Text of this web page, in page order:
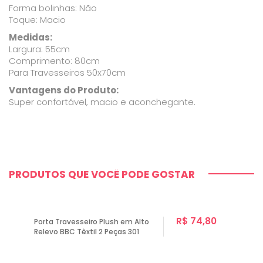
Forma bolinhas: Não
Toque: Macio
Medidas:
Largura: 55cm
Comprimento: 80cm
Para Travesseiros 50x70cm
Vantagens do Produto:
Super confortável, macio e aconchegante.
PRODUTOS QUE VOCÊ PODE GOSTAR
Porta Travesseiro Plush em Alto
Relevo BBC Têxtil 2 Peças 301
R$ 74,80